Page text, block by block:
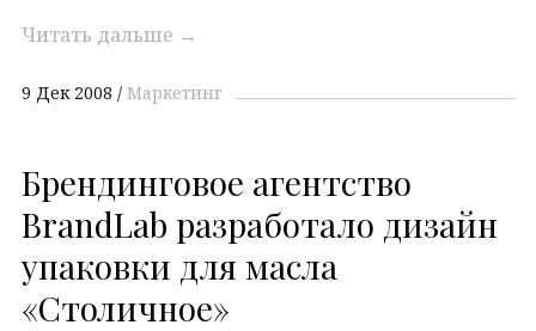
Читать дальше →
9 Дек 2008 Маркетинг
Брендинговое агентство
BrandLab разработало дизайн
упаковки для масла
«Столичное»